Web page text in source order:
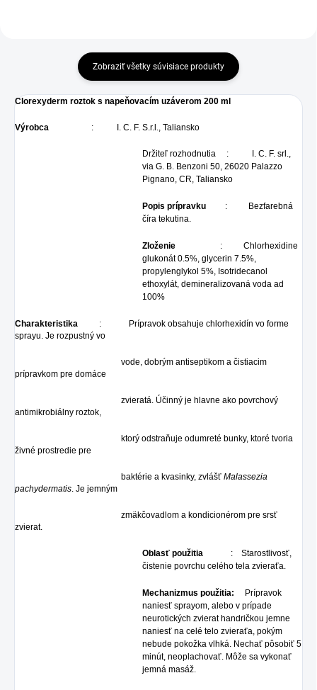
Zobraziť všetky súvisiace produkty
Clorexyderm roztok s napeňovacím uzáverom 200 ml
Výrobca : I. C. F. S.r.l., Taliansko
Držiteľ rozhodnutia : I. C. F. srl.,
via G. B. Benzoni 50, 26020 Palazzo
Pignano, CR, Taliansko
Popis prípravku
: Bezfarebná
číra tekutina.
Zloženie : Chlorhexidine
glukonát 0.5%, glycerin 7.5%,
propylenglykol 5%, Isotridecanol
ethoxylát, demineralizovaná voda ad
100%
Charakteristika
: Prípravok obsahuje chlorhexidín vo forme
sprayu. Je rozpustný vo
vode, dobrým antiseptikom a čistiacim
prípravkom pre domáce
zvieratá. Účinný je hlavne ako povrchový
antimikrobiálny roztok,
ktorý odstraňuje odumreté bunky, ktoré tvoria
živné prostredie pre
baktérie a kvasinky, zvlášť Malassezia
pachydermatis. Je jemným
zmäkčovadlom a kondicionérom pre srsť
zvierat.
Oblasť použitia : Starostlivosť,
čistenie povrchu celého tela zvieraťa.
Mechanizmus použitia:
Prípravok
naniesť sprayom, alebo v prípade
neurotických zvierat handričkou jemne
naniesť na celé telo zvieraťa, pokým
nebude pokožka vlhká. Nechať pôsobiť 5
minút, neoplachovať. Môže sa vykonať
jemná masáž.